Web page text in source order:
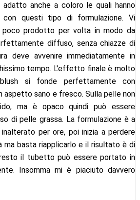
anche a coloro le quali hanno
con questi tipo di formulazione. Vi
prodotto per volta in modo da
diffuso, senza chiazze di
deve avvenire immediatamente in
tempo. L'effetto finale è molto
si fonde perfettamente con
aspetto sano e fresco. Sulla pelle non
ma è opaco quindi può essere
di pelle grassa. La formulazione è a
per ore, poi inizia a perdere
ma basta riapplicarlo e il risultato è di
il tubetto può essere portato in
Insomma mi è piaciuto davvero